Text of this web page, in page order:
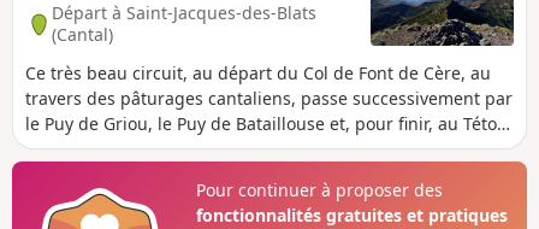
Départ à Saint-Jacques-des-Blats
(Cantal)
Ce très beau circuit, au départ du Col de Font de Cère, au
travers des pâturages cantaliens, passe successivement par
le Puy de Griou, le Puy de Bataillouse et, pour finir, au Téton
de Vénus.Tout au long de cette randonnée, les panoramas à
montagneuse des Monts du Cantal.Pour continuer à proposer des
fonctionnalités gratuites et pratiques